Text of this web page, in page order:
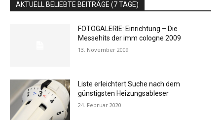
AKTUELL BELIEBTE BEITRÄGE (7 TAGE)
FOTOGALERIE: Einrichtung – Die
Messehits der imm cologne 2009
13. November 2009
Liste erleichtert Suche nach dem
günstigsten Heizungsableser
24. Februar 2020